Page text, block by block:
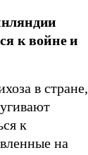
к войне и
в стране,
к
на